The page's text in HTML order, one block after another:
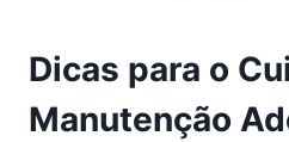
Dicas para o
Manutenção